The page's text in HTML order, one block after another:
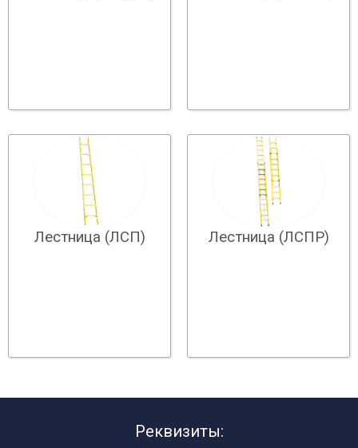
Лестница (ЛСП) Лестница (ЛСПР)
Реквизиты: